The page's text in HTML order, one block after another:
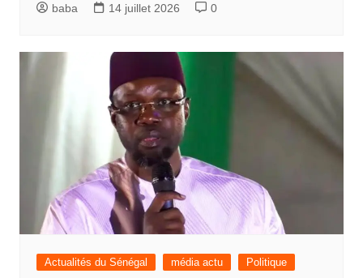
baba 14 juillet 2026 0
Actualités du Sénégal média actu Politique